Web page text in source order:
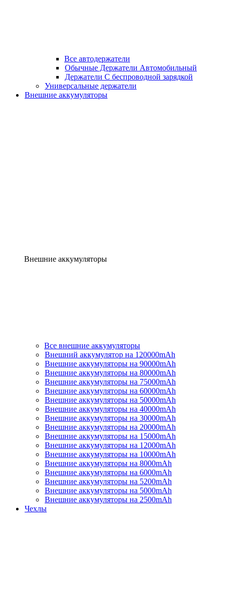
Все автодержатели
Обычные Держатели Автомобильный
Держатели С беспроводной зарядкой
Универсальные держатели
Внешние аккумуляторы
Внешние аккумуляторы
Все внешние аккумуляторы
Внешний аккумулятор на 120000mAh
Внешние аккумуляторы на 90000mAh
Внешние аккумуляторы на 80000mAh
Внешние аккумуляторы на 75000mAh
Внешние аккумуляторы на 60000mAh
Внешние аккумуляторы на 50000mAh
Внешние аккумуляторы на 40000mAh
Внешние аккумуляторы на 30000mAh
Внешние аккумуляторы на 20000mAh
Внешние аккумуляторы на 15000mAh
Внешние аккумуляторы на 12000mAh
Внешние аккумуляторы на 10000mAh
Внешние аккумуляторы на 8000mAh
Внешние аккумуляторы на 6000mAh
Внешние аккумуляторы на 5200mAh
Внешние аккумуляторы на 5000mAh
Внешние аккумуляторы на 2500mAh
Чехлы